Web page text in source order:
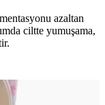
azaltan
ciltte yumuşama,